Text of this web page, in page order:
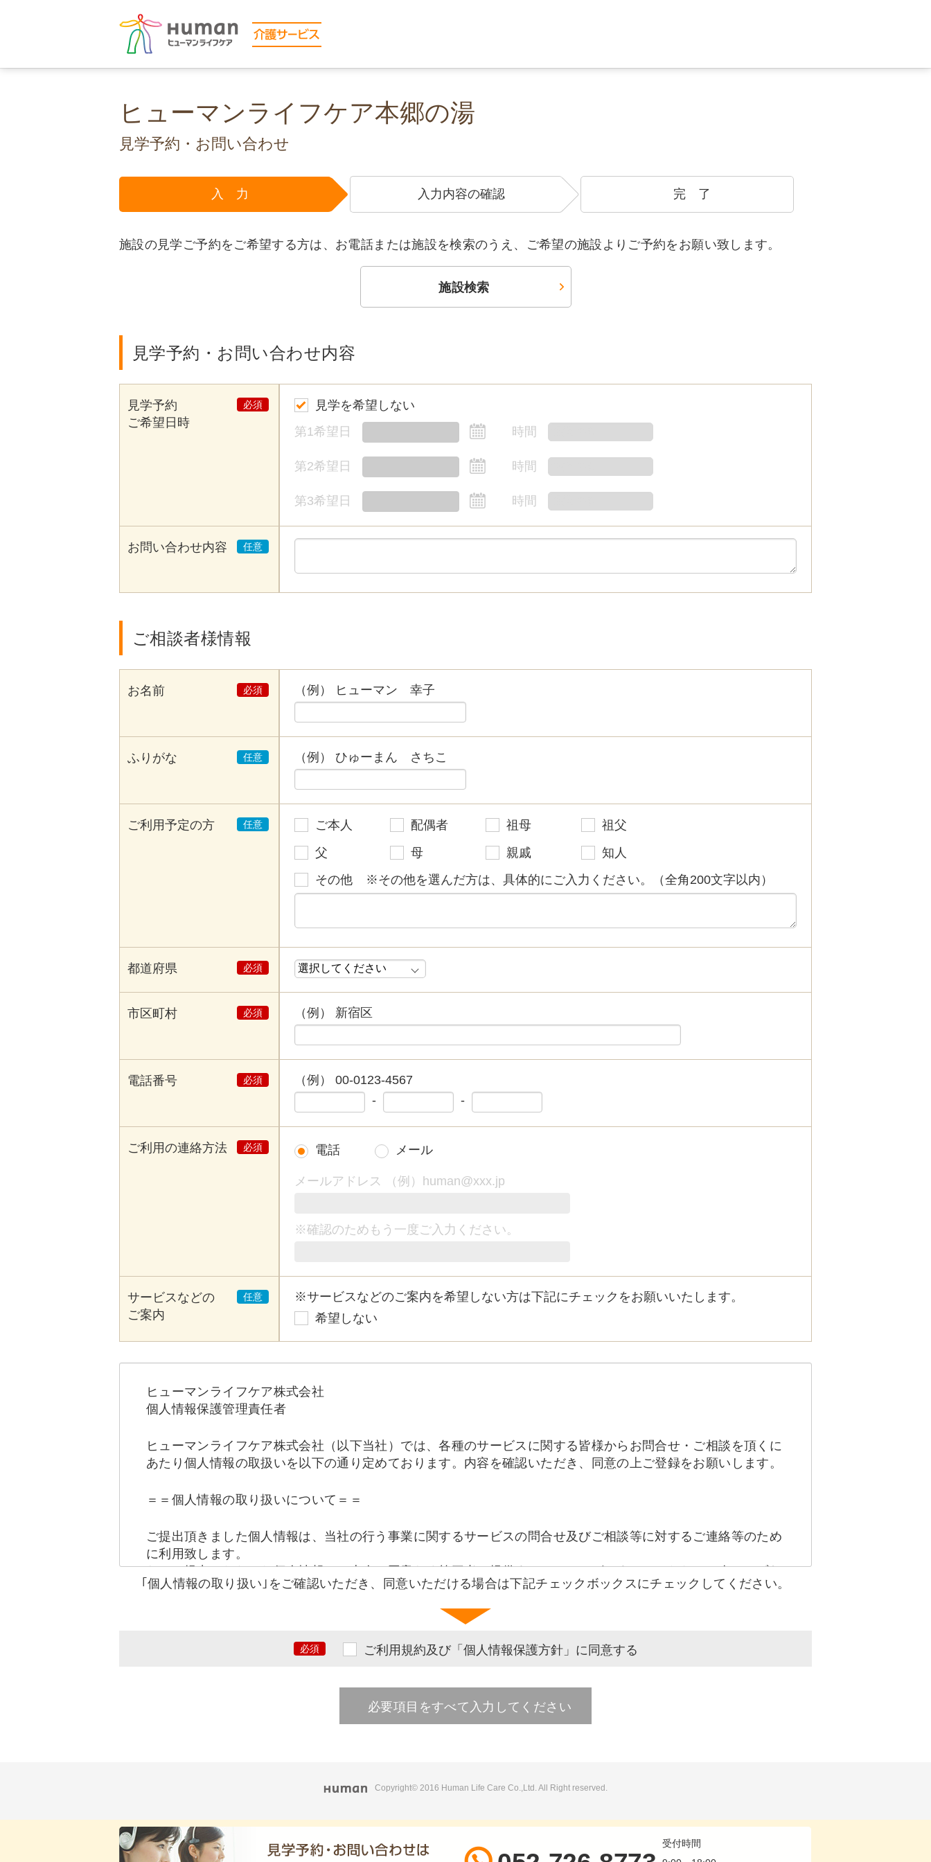
ヒューマンライフケア本郷の湯
見学予約・お問い合わせ
入 力 入力内容の確認 完 了
施設の見学ご予約をご希望する方は、お電話または施設を検索のうえ、ご希望の施設よりご予約をお願い致します。
施設検索
見学予約・お問い合わせ内容
見学予約
ご希望日時
見学を希望しない
第1希望日
時間
第2希望日 時間
第3希望日 時間
お問い合わせ内容
ご相談者様情報
お名前 （例） ヒューマン 幸子
ふりがな （例） ひゅーまん さちこ
ご利用予定の方 ご本人 配偶者 祖母
祖父
父
母 親戚
知人
その他
※その他を選んだ方は、具体的にご入力ください。（全角200文字以内）
都道府県
市区町村 （例） 新宿区
電話番号
（例） 00-0123-4567
-
-
ご利用の連絡方法 電話 メール
メールアドレス （例）human@xxx.jp
※確認のためもう一度ご入力ください。
サービスなどの
ご案内
※サービスなどのご案内を希望しない方は下記にチェックをお願いいたします。
希望しない
ヒューマンライフケア株式会社
個人情報保護管理責任者
ヒューマンライフケア株式会社（以下当社）では、各種のサービスに関する皆様からお問合せ・ご相談を頂くに
あたり個人情報の取扱いを以下の通り定めております。内容を確認いただき、同意の上ご登録をお願いします。
＝＝個人情報の取り扱いについて＝＝
ご提出頂きました個人情報は、当社の行う事業に関するサービスの問合せ及びご相談等に対するご連絡等のため
に利用致します。
なお、提出いただいた個人情報はご本人の同意なく第三者へ提供することはございません。ただし、次のいずれ
かに該当する場合は提供をすることがあります。
あらかじめ、本人に必要事項を明示または通知し、本人の同意を得ているとき。本人ならびに公衆の生命・健
康・財産を脅かす可能性がある場合。法令に基づく場合。その他業務遂行上必要な手続きを行う目的において個
人情報の提供を要請された場合には、提供先の個人情報の取り扱いを確認したうえで、個人情報を提供させてい
ただく場合がございます。その際には提供の有無、提供項目等または当社がその事実を知り得た時点で速やかに
に転載したり、当社が許可を与えた企業や団体等に提供することがあります。また利用者及びその関係者、当
社、その他第三者に損害を生じさせた、あるいは損害を生じさせるおそれがある場合は、関係者ないしは関係諸
ご提出頂きました個人情報は、電話・インターネット上で本人の登録個人情報のみ開示・内容の訂正、追加また
お、やむを得ない事由（パスワードの失念等）により、開示等ができない場合は、お問い合わせにより所定の手
続きをご案内いたします。ただし、当該個人情報の存否を明らかにすることが次のいずれかに該当する場合は開
｢個人情報の取り扱い｣をご確認いただき、同意いただける場合は下記チェックボックスにチェックしてください。
ご利用規約及び「個人情報保護方針」に同意する
必要項目をすべて入力してください
受付時間
Copyright© 2016 Human Life Care Co.,Ltd. All Right reserved.